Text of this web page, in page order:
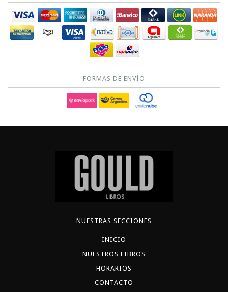
FORMAS DE ENVÍO
NUESTRAS SECCIONES
INICIO
NUESTROS LIBROS
HORARIOS
CONTACTO